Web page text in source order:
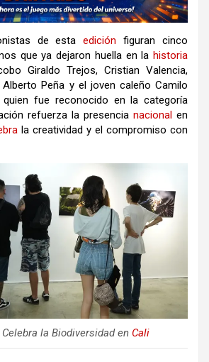
de estaedición figuran cinco
que ya dejaron huella en la historia
Giraldo Trejos, Cristian Valencia,
Alberto Peña y el joven caleño Camilo
quien fue reconocido en la categoría
refuerza la presencia nacional en
la creatividad y el compromiso con
la Biodiversidad en Cali